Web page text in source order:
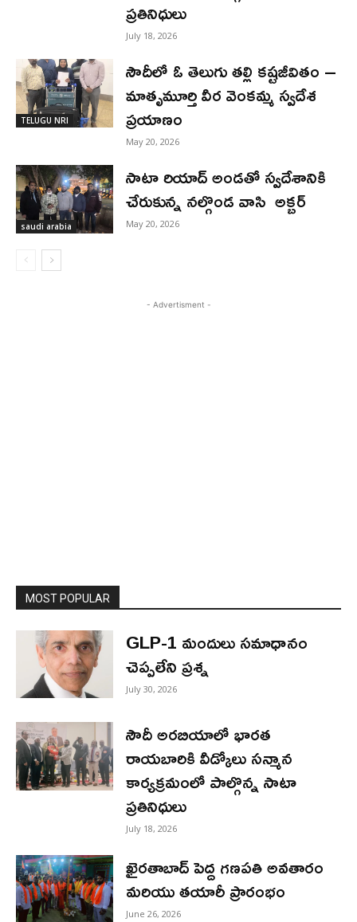
ప్రతినిధులు
July 18, 2026
TELUGU NRI
సౌదీలో ఓ తెలుగు తల్లి కష్టజీవితం –
మాతృమూర్తి వీర వెంకమ్మ స్వదేశ
ప్రయాణం
May 20, 2026
saudi arabia
సాటా రియాద్ అండతో స్వదేశానికి
చేరుకున్న నల్గొండ వాసి అక్బర్
May 20, 2026
- Advertisment -
MOST POPULAR
GLP-1 మందులు సమాధానం
చెప్పలేని ప్రశ్న
July 30, 2026
సౌదీ అరబియాలో భారత
రాయబారికి వీడ్కోలు సన్మాన
కార్యక్రమంలో పాల్గొన్న సాటా
ప్రతినిధులు
July 18, 2026
ఖైరతాబాద్ పెద్ద గణపతి అవతారం
మరియు తయారీ ప్రారంభం
June 26, 2026